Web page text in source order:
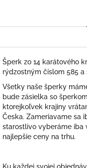
Šperk zo 14 karátového
rýdzostným číslom 585
Všetky naše šperky
bude zásielka so
ktorejkoľvek krajiny
Česka. Zameriavame sa
starostlivo vyberáme iba
najlepšie ceny na trhu.
Ku každej svojej